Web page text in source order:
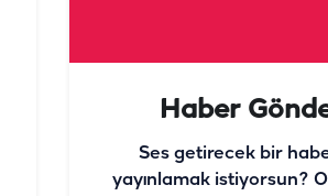
Haber
Ses getirecek bir
yayınlamak istiyorsun?